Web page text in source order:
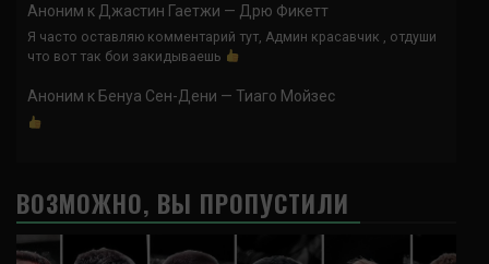
Аноним к Джастин Гаетжи — Дрю Фикетт
Я часто оставляю комментарий тут, Админ красавчик , отдуши
что вот так бои закидываешь
Аноним к Бенуа Сен-Дени — Тиаго Мойзес
ВОЗМОЖНО, ВЫ ПРОПУСТИЛИ